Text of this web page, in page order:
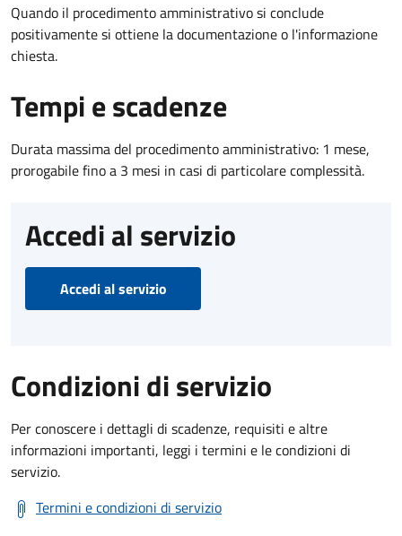
Quando il procedimento amministrativo si conclude
positivamente si ottiene la documentazione o l'informazione
chiesta.
Tempi e scadenze
Durata massima del procedimento amministrativo: 1 mese,
prorogabile fino a 3 mesi in casi di particolare complessità.
Accedi al servizio
Accedi al servizio
Condizioni di servizio
Per conoscere i dettagli di scadenze, requisiti e altre
informazioni importanti, leggi i termini e le condizioni di
servizio.
Termini e condizioni di servizio